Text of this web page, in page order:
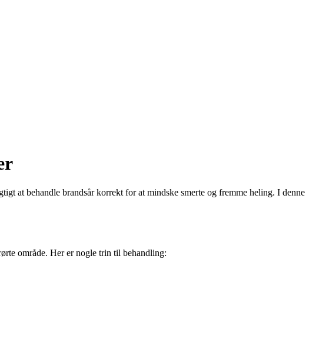
at behandle brandsår korrekt for at mindske smerte og fremme heling. I denne
område. Her er nogle trin til behandling: